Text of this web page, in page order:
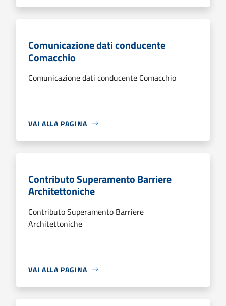
Comunicazione dati conducente
Comacchio
Comunicazione dati conducente Comacchio
VAI ALLA PAGINA
Contributo Superamento Barriere
Architettoniche
Contributo Superamento Barriere
Architettoniche
VAI ALLA PAGINA